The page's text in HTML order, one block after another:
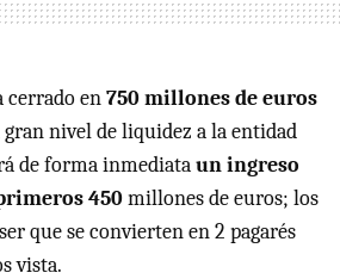
cerrado en750 millones de euros
gran nivel de liquidez a la entidad
de forma inmediataun ingreso
450millones de euros; los
que se convierten en 2 pagarés
vista.